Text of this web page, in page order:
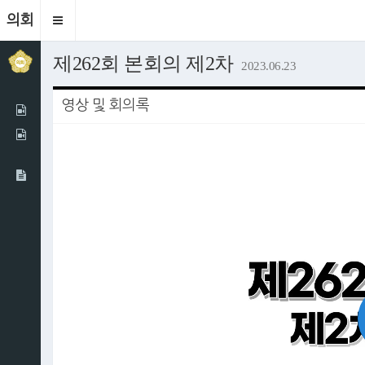
의회
Toggle
제262회 본회의 제2차 2023.06.23
영상 및 회의록